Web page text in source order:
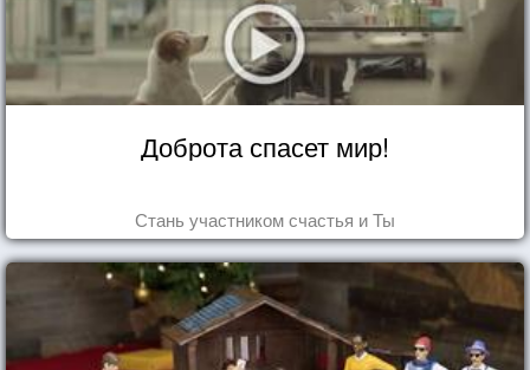
Доброта спасет мир!
Стань участником счастья и Ты